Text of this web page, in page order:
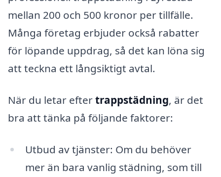
mellan 200 och 500 kronor per tillfälle.
Många företag erbjuder också rabatter
för löpande uppdrag, så det kan löna sig
att teckna ett långsiktigt avtal.
När du letar eftertrappstädning, är det
bra att tänka på följande faktorer:
Utbud av tjänster: Om du behöver
mer än bara vanlig städning, som till